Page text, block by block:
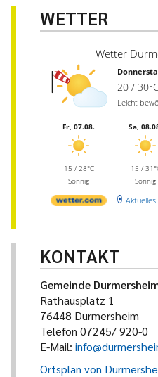
WETTER
Wetter
20 / 30°C
Leicht
Fr, 07.08.
15 / 28°C
Sonnig
Sa,
15 /
Sonnig
KONTAKT
Gemeinde
Rathausplatz 1
76448 Durmersheim
Telefon 07245/ 920-0
E-Mail:
Ortsplan von